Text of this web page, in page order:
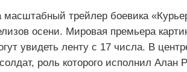
масштабный трейлер боевика
осени. Мировая премьера
увидеть ленту с 17 числа. В
роль которого исполнил Алан